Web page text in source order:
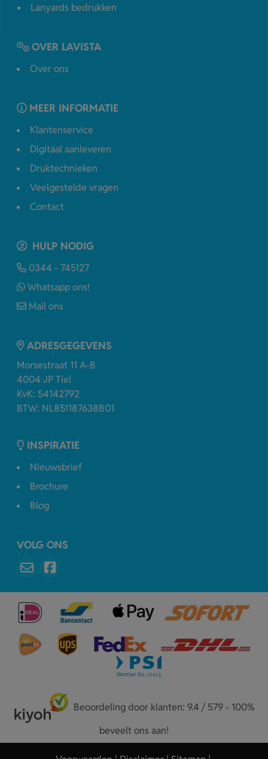
Lanyards bedrukken
OVER LAVISTA
Over ons
MEER INFORMATIE
Klantenservice
Digitaal aanleveren
Druktechnieken
Veelgestelde vragen
Contact
HULP NODIG
0344 - 745127
Whatsapp ons!
Mail ons
ADRESGEGEVENS
Morsestraat 11 A-B
4004 JP Tiel
KvK: 54142792
BTW: NL851187638B01
INSPIRATIE
Nieuwsbrief
Brochure
Blog
VOLG ONS
Beoordeling door klanten: 9.4 / 579 - 100%
beveelt ons aan!